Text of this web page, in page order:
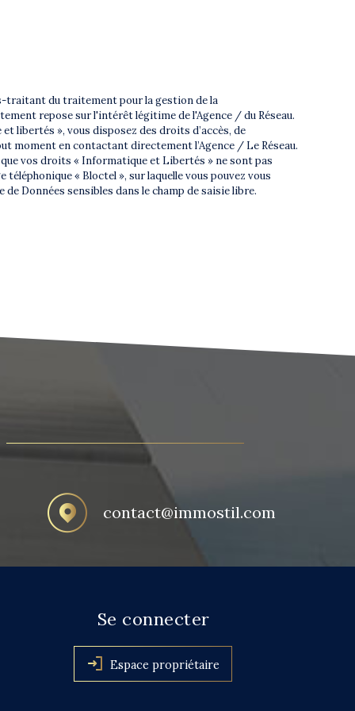
traitant du traitement pour la gestion de la
repose sur l'intérêt légitime de l'Agence / du Réseau.
libertés », vous disposez des droits d’accès, de
moment en contactant directement l’Agence / Le Réseau.
vos droits « Informatique et Libertés » ne sont pas
« Bloctel », sur laquelle vous pouvez vous
Données sensibles dans le champ de saisie libre.
contact@immostil.com
Se connecter
Espace propriétaire